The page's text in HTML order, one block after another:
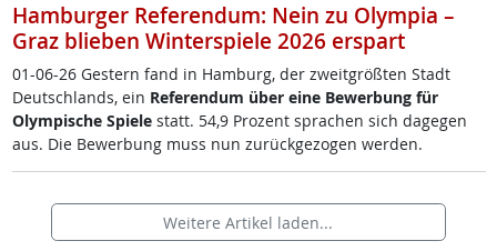
Hamburger Referendum: Nein zu Olympia –
Graz blieben Winterspiele 2026 erspart
01-06-26 Ges­tern fand in Ham­burg, der zweit­größ­ten Stadt
Deut­sch­lands, ein Re­fe­ren­dum über ei­ne Be­wer­bung für
Olym­pi­sche Spie­le statt. 54,9 Pro­zent spra­chen sich da­ge­gen
aus. Die Be­wer­bung muss nun zu­rück­ge­zo­gen wer­den.
Weitere Artikel laden...